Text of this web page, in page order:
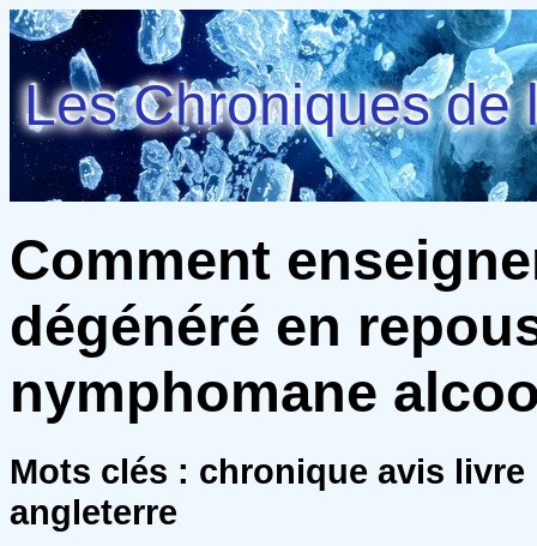
Les Chroniques de
Comment
dégénéré en
nymphomane
Mots clés : chronique avis
angleterre